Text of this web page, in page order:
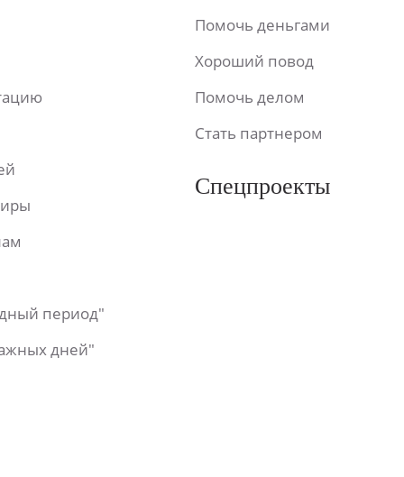
период"
дней"
Помочь деньгами
Хороший повод
Помочь делом
Стать партнером
Спецпроекты